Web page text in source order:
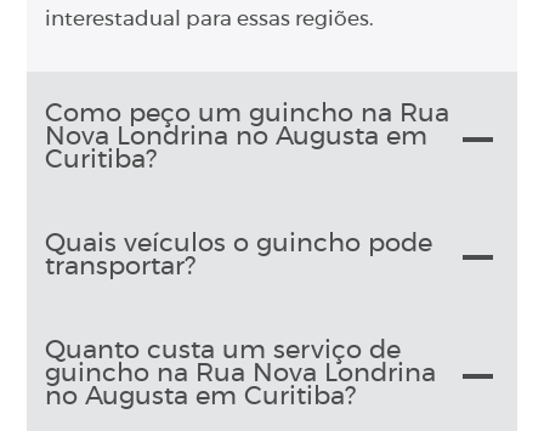
interestadual para essas regiões.
Como peço um guincho na Rua
Nova Londrina no Augusta em
Curitiba?
Quais veículos o guincho pode
transportar?
Quanto custa um serviço de
guincho na Rua Nova Londrina
no Augusta em Curitiba?